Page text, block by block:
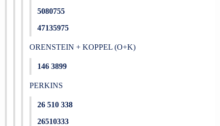
5080755
47135975
ORENSTEIN + KOPPEL (O+K)
146 3899
PERKINS
26 510 338
26510333